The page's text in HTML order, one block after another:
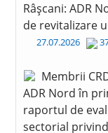
Râșcani: ADR
de revitalizare
27.07.2026
Membrii
ADR Nord în
raportul de
sectorial